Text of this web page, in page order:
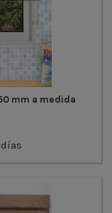
mm a medida